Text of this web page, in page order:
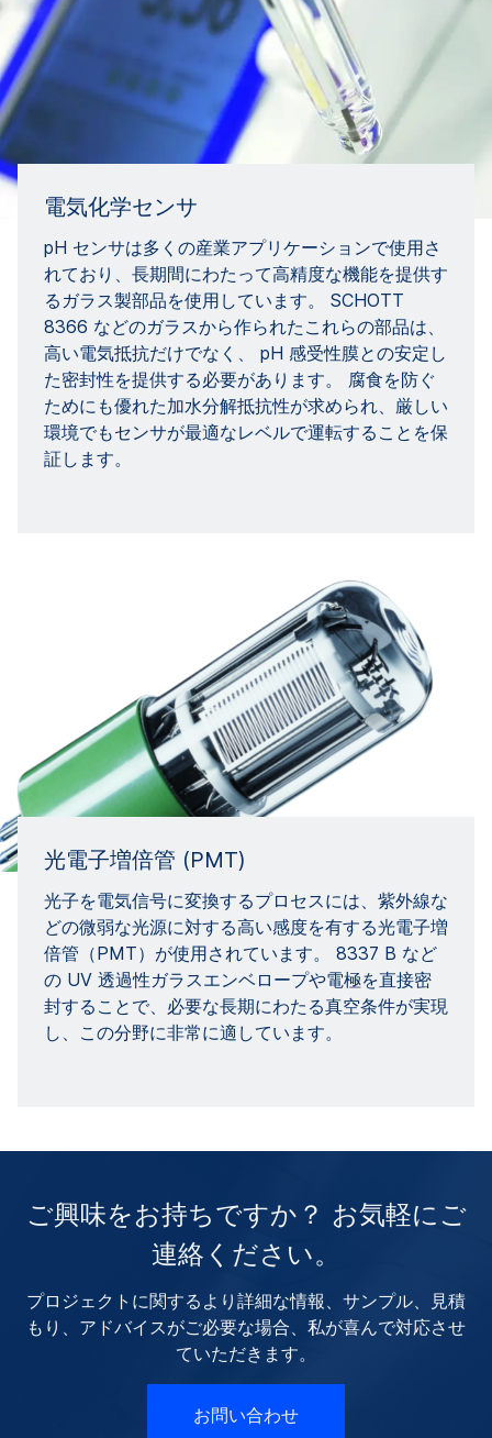
電気化学センサ
pH センサは多くの産業アプリケーションで使用さ
れており、長期間にわたって高精度な機能を提供す
るガラス製部品を使用しています。 SCHOTT
8366 などのガラスから作られたこれらの部品は、
高い電気抵抗だけでなく、 pH 感受性膜との安定し
た密封性を提供する必要があります。 腐食を防ぐ
ためにも優れた加水分解抵抗性が求められ、厳しい
環境でもセンサが最適なレベルで運転することを保
証します。
光電子増倍管 (PMT)
光子を電気信号に変換するプロセスには、紫外線な
どの微弱な光源に対する高い感度を有する光電子増
倍管（PMT）が使用されています。 8337 B など
の UV 透過性ガラスエンベロープや電極を直接密
封することで、必要な長期にわたる真空条件が実現
し、この分野に非常に適しています。
ご興味をお持ちですか？ お気軽にご
連絡ください。
プロジェクトに関するより詳細な情報、サンプル、見積
もり、アドバイスがご必要な場合、私が喜んで対応させ
ていただきます。
お問い合わせ